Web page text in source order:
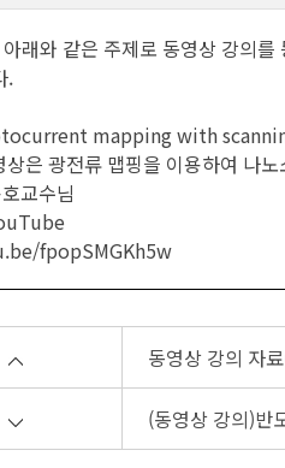
래와 같은 주제로 동영상 강의를
.
mapping with
은 광전류 맵핑을 이용하여 나
교수님
fpopSMGKh5w
동영상 강의 자
(동영상 강의)반